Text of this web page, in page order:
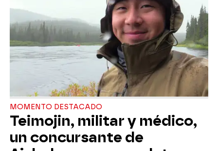
MOMENTO DESTACADO
Teimojin, militar y médico,
un concursante de